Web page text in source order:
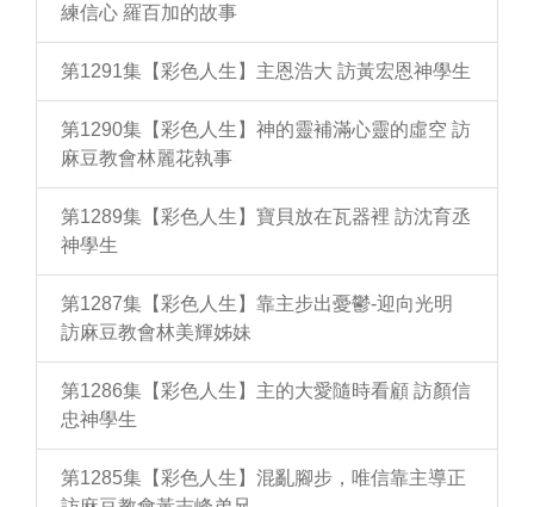
練信心 羅百加的故事
第1291集【彩色人生】主恩浩大 訪黃宏恩神學生
第1290集【彩色人生】神的靈補滿心靈的虛空 訪
麻豆教會林麗花執事
第1289集【彩色人生】寶貝放在瓦器裡 訪沈育丞
神學生
第1287集【彩色人生】靠主步出憂鬱-迎向光明
訪麻豆教會林美輝姊妹
第1286集【彩色人生】主的大愛隨時看顧 訪顏信
忠神學生
第1285集【彩色人生】混亂腳步，唯信靠主導正